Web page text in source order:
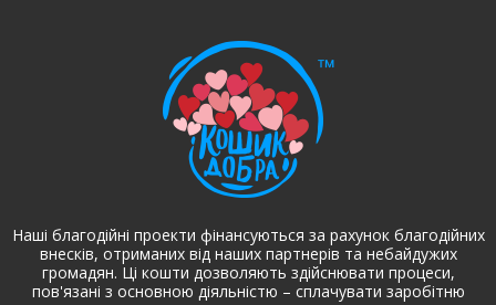
Наші благодійні проекти фінансуються за рахунок благодійних
внесків, отриманих від наших партнерів та небайдужих
громадян. Ці кошти дозволяють здійснювати процеси,
пов'язані з основною діяльністю – сплачувати заробітню